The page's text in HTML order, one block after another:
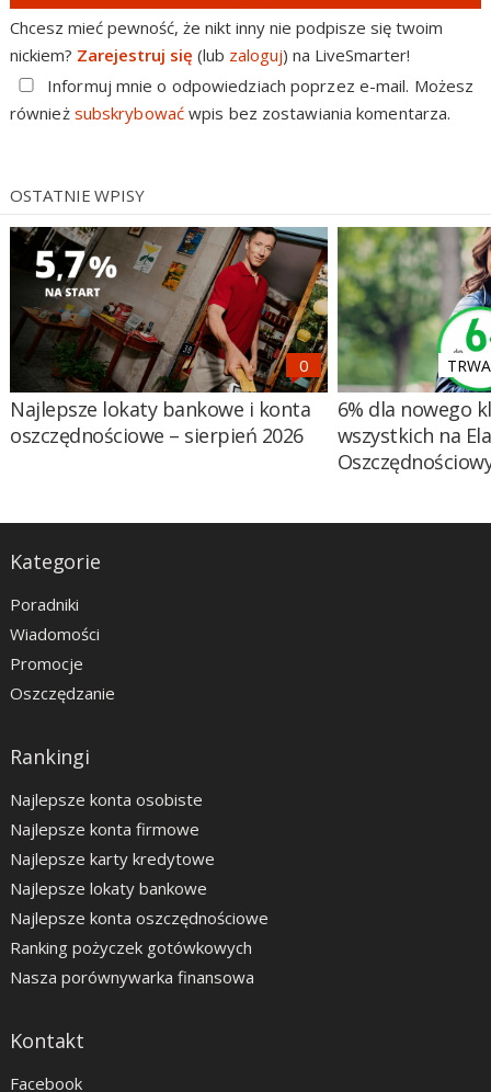
Chcesz mieć pewność, że nikt inny nie podpisze się twoim
nickiem? Zarejestruj się (lub zaloguj) na LiveSmarter!
Informuj mnie o odpowiedziach poprzez e-mail. Możesz
również subskrybowaćwpis bez zostawiania komentarza.
OSTATNIE WPISY
Najlepsze lokaty bankowe i konta
oszczędnościowe – sierpień 2026
6% dla nowego
wszystkich na
Kategorie
Poradniki
Wiadomości
Promocje
Oszczędzanie
Rankingi
Najlepsze konta osobiste
Najlepsze konta firmowe
Najlepsze karty kredytowe
Najlepsze lokaty bankowe
Najlepsze konta oszczędnościowe
Ranking pożyczek gotówkowych
Nasza porównywarka finansowa
Kontakt
Facebook